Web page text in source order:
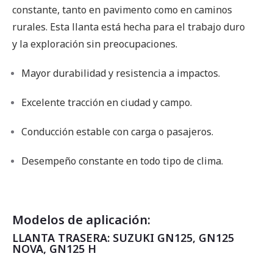
constante, tanto en pavimento como en caminos
rurales. Esta llanta está hecha para el trabajo duro
y la exploración sin preocupaciones.
Mayor durabilidad y resistencia a impactos.
Excelente tracción en ciudad y campo.
Conducción estable con carga o pasajeros.
Desempeño constante en todo tipo de clima.
Modelos de aplicación:
LLANTA TRASERA: SUZUKI GN125, GN125
NOVA, GN125 H